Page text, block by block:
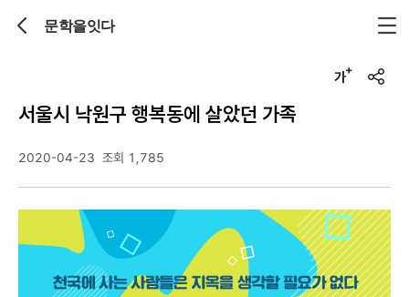
문학을잇다
u
서울시 낙원구 행복동에 살았던 가족
2020-04-23 조회 1,785